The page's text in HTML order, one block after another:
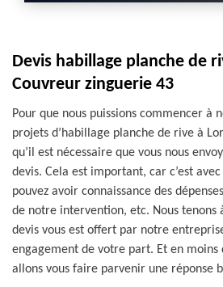
Devis habillage planche de
Couvreur zinguerie 43
Pour que nous puissions commencer à
projets d’habillage planche de rive à
qu’il est nécessaire que vous nous
devis. Cela est important, car c’est
pouvez avoir connaissance des
de notre intervention, etc. Nous tenons
devis vous est offert par notre
engagement de votre part. Et en moins
allons vous faire parvenir une réponse